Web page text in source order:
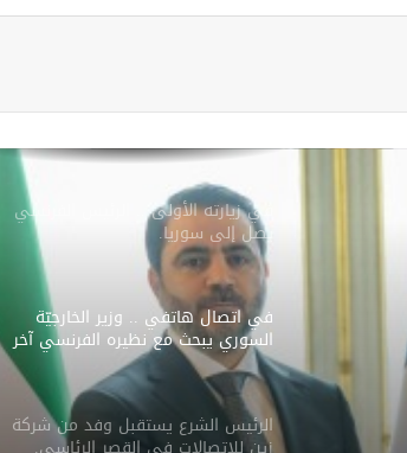
شخص أثناء ملاحقته في دمشق
دمشق
في زيارته الأولى .. الرئيس الفرنسي
يصل إلى سوريا.
في اتصال هاتفي .. وزير الخارجيّة
السوري يبحث مع نظيره الفرنسي آخر
التطورات.
الرئيس الشرع يستقبل وفد من شركة